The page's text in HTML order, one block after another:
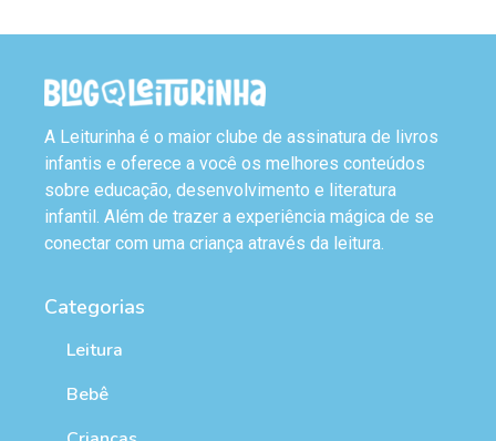
A Leiturinha é o maior clube de assinatura de livros
infantis e oferece a você os melhores conteúdos
sobre educação, desenvolvimento e literatura
infantil. Além de trazer a experiência mágica de se
conectar com uma criança através da leitura.
Categorias
Leitura
Bebê